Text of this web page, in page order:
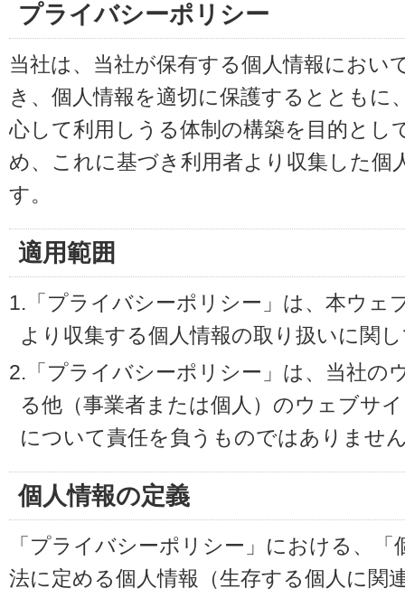
プライバシーポリシー
当社は、当社が保有する個人情報におい
き、個人情報を適切に保護するとともに
心して利用しうる体制の構築を目的とし
め、これに基づき利用者より収集した個
す。
適用範囲
1.「プライバシーポリシー」は、本ウェ
より収集する個人情報の取り扱いに関
2.「プライバシーポリシー」は、当社の
る他（事業者または個人）のウェブサ
について責任を負うものではありませ
個人情報の定義
「プライバシーポリシー」における、
法に定める個人情報（生存する個人に関